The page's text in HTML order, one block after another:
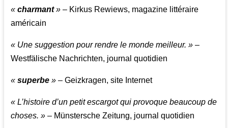
«charmant» – Kirkus Rewiews, magazine littéraire
américain
« Une suggestion pour rendre le monde meilleur. » –
Westfälische Nachrichten, journal quotidien
«superbe » – Geizkragen, site Internet
« L’histoire d’un petit escargot qui provoque beaucoup de
choses. » – Münstersche Zeitung, journal quotidien